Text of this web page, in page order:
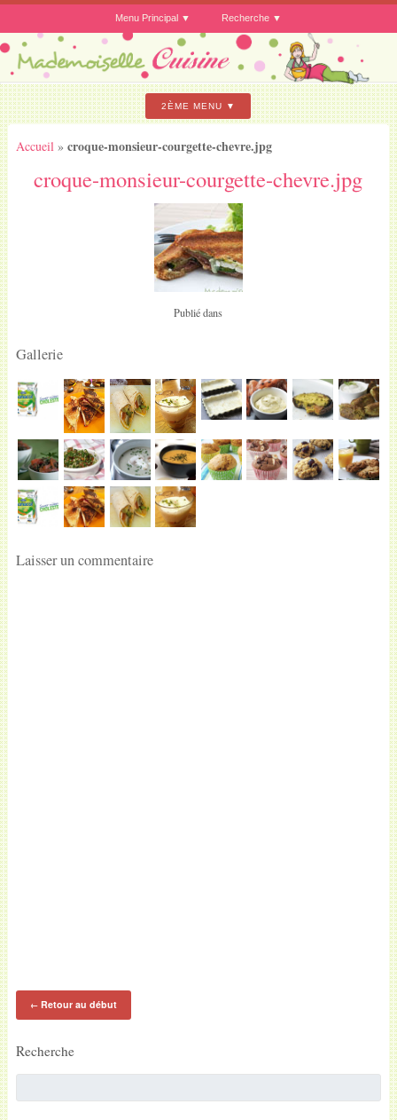
Menu Principal Recherche
2ÈME MENU
Accueil » croque-monsieur-courgette-chevre.jpg
croque-monsieur-courgette-chevre.jpg
Publié dans
Gallerie
Laisser un commentaire
←Retour au début
Recherche